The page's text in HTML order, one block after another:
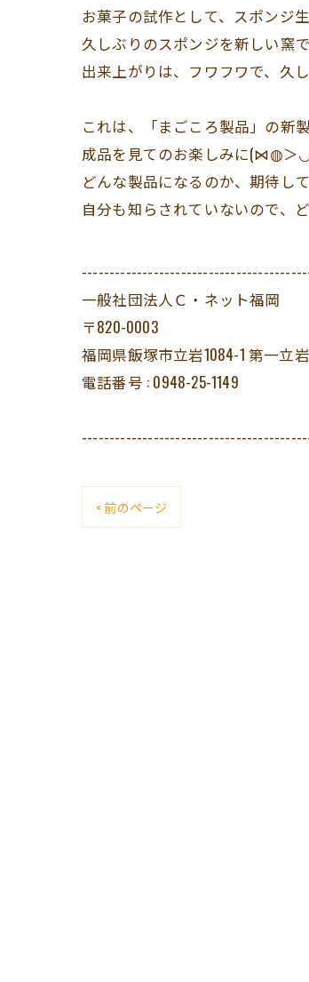
お菓子の試作として、スポンジ
久しぶりのスポンジを新しい窯
出来上がりは、フワフワで、久
これは、「まごころ製品」の新
成品を見てのお楽しみに(⋈◍
どんな製品になるのか、期待し
自分も知らされていないので、
一般社団法人Ｃ・ネット福岡
〒820-0003
福岡県飯塚市立岩1084-1 第一立
電話番号 : 0948-25-1149
< 前のページ